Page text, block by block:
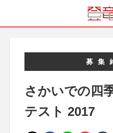
募集
さかいでの四
テスト 2017